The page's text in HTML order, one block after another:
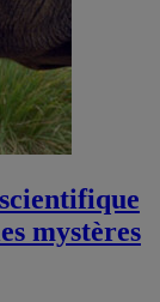
mystères